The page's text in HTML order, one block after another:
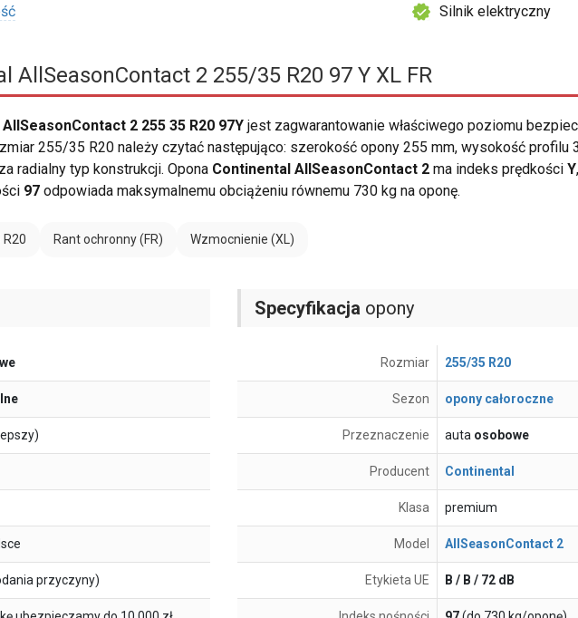
Silnik elektryczny
AllSeasonContact 2 255/35 R20 97 Y XL FR
2 255 35 R20 97Y jest zagwarantowanie właściwego poziomu
255/35 R20 należy czytać następująco: szerokość opony 255 mm, wysokość profilu
radialny typ konstrukcji. Opona Continental AllSeasonContact 2 ma indeks prędkości Y
97 odpowiada maksymalnemu obciążeniu równemu 730 kg na oponę.
Rant ochronny (FR) Wzmocnienie (XL)
przyczyny)
Specyfikacja opony
Rozmiar 255/35 R20
Sezon opony całoroczne
Przeznaczenie auta osobowe
Producent Continental
Klasa premium
Model AllSeasonContact 2
Etykieta UE B / B / 72 dB